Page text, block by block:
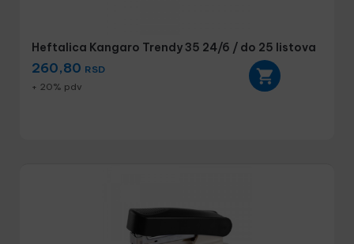
Heftalica Kangaro Trendy 35 24/6 / do 25 listova
260,80 RSD
+ 20% pdv